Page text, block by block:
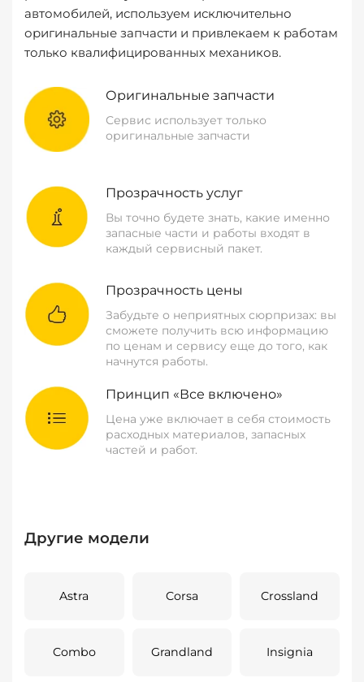
автомобилей, используем исключительно
оригинальные запчасти и привлекаем к работам
только квалифицированных механиков.
Оригинальные запчасти
Сервис использует только
оригинальные запчасти
Прозрачность услуг
Вы точно будете знать, какие именно
запасные части и работы входят в
каждый сервисный пакет.
Прозрачность цены
Забудьте о неприятных сюрпризах: вы
сможете получить всю информацию
по ценам и сервису еще до того, как
начнутся работы.
Принцип «Все включено»
Цена уже включает в себя стоимость
расходных материалов, запасных
частей и работ.
Другие модели
Astra Corsa Crossland
Combo Grandland Insignia